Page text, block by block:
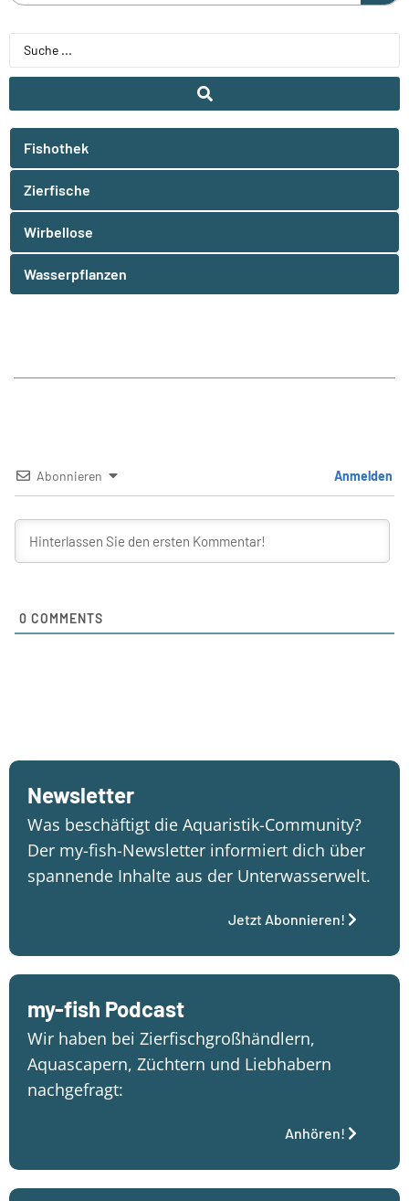
Fishothek
Zierfische
Wirbellose
Wasserpflanzen
Abonnieren Anmelden
0 COMMENTS
Newsletter
Was beschäftigt die Aquaristik-Community?
Der my-fish-Newsletter informiert dich über
spannende Inhalte aus der Unterwasserwelt.
Jetzt Abonnieren!
my-fish Podcast
Wir haben bei Zierfischgroßhändlern,
Aquascapern, Züchtern und Liebhabern
nachgefragt:
Anhören!